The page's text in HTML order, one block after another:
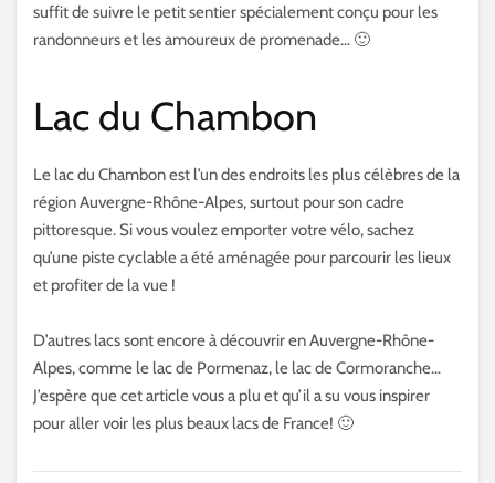
suffit de suivre le petit sentier spécialement conçu pour les
randonneurs et les amoureux de promenade… 🙂
Lac du Chambon
Le lac du Chambon est l’un des endroits les plus célèbres de la
région Auvergne-Rhône-Alpes, surtout pour son cadre
pittoresque. Si vous voulez emporter votre vélo, sachez
qu’une piste cyclable a été aménagée pour parcourir les lieux
et profiter de la vue !
D’autres lacs sont encore à découvrir en Auvergne-Rhône-
Alpes, comme le lac de Pormenaz, le lac de Cormoranche…
J’espère que cet article vous a plu et qu’il a su vous inspirer
pour aller voir les plus beaux lacs de France! 🙂